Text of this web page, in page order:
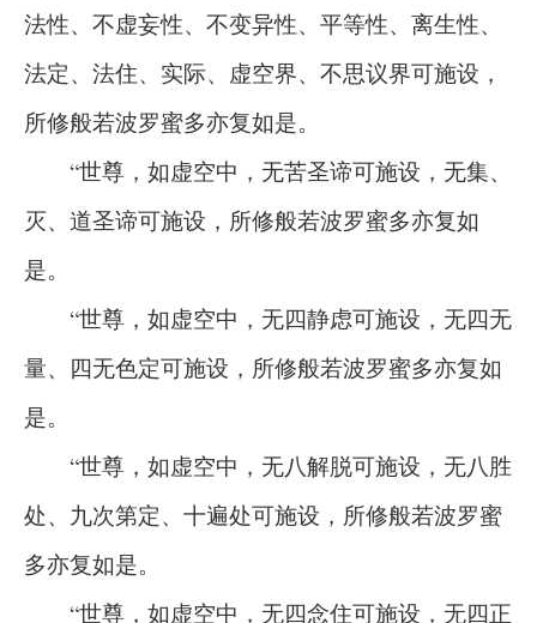
法性、不虚妄性、不变异性、平等性、离生性、
法定、法住、实际、虚空界、不思议界可施设，
所修般若波罗蜜多亦复如是。
“世尊，如虚空中，无苦圣谛可施设，无集、
灭、道圣谛可施设，所修般若波罗蜜多亦复如
是。
“世尊，如虚空中，无四静虑可施设，无四无
量、四无色定可施设，所修般若波罗蜜多亦复如
是。
“世尊，如虚空中，无八解脱可施设，无八胜
处、九次第定、十遍处可施设，所修般若波罗蜜
多亦复如是。
“世尊，如虚空中，无四念住可施设，无四正